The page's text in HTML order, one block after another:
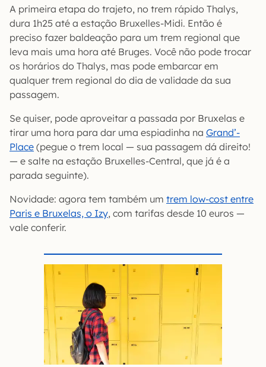
A primeira etapa do trajeto, no trem rápido Thalys,
dura 1h25 até a estação Bruxelles-Midi. Então é
preciso fazer baldeação para um trem regional que
leva mais uma hora até Bruges. Você não pode trocar
os horários do Thalys, mas pode embarcar em
qualquer trem regional do dia de validade da sua
passagem.
Se quiser, pode aproveitar a passada por Bruxelas e
tirar uma hora para dar uma espiadinha na Grand’-
Place (pegue o trem local — sua passagem dá direito!
— e salte na estação Bruxelles-Central, que já é a
parada seguinte).
Novidade: agora tem também um trem low-cost entre
Paris e Bruxelas, o Izy, com tarifas desde 10 euros —
vale conferir.